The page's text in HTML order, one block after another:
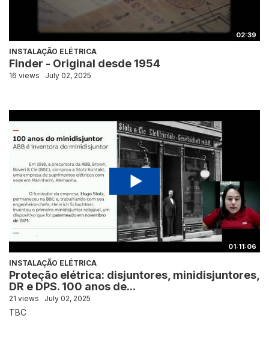
02:39
INSTALAÇÃO ELÉTRICA
Finder - Original desde 1954
16 views July 02, 2025
01:11:06
INSTALAÇÃO ELÉTRICA
Proteção elétrica: disjuntores, minidisjuntores,
DR e DPS. 100 anos de...
21 views July 02, 2025
TBC